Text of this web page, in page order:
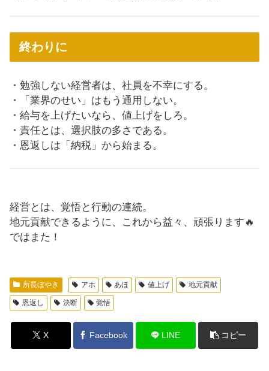
終わりに
・勉強しない経営者は、社員を不幸にする。
・「業界のせい」はもう通用しない。
・給与を上げたいなら、値上げをしろ。
・責任とは、選択肢の多さである。
・恩返しは「納税」から始まる。
経営とは、覚悟と行動の連続。
地元貢献できるように、これから益々、頑張ります🔥
ではまた！
所長ぼやき アホ あほ 値上げ 地元貢献
恩返し 決断 覚悟
X Facebook LINE コピー